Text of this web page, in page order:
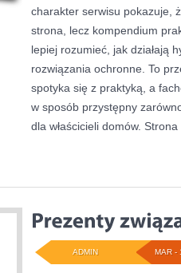
charakter serwisu pokazuje,
strona, lecz kompendium
lepiej rozumieć, jak działają
rozwiązania ochronne. To
spotyka się z praktyką, a
w sposób przystępny
dla właścicieli domów.
MAR -
ADMIN